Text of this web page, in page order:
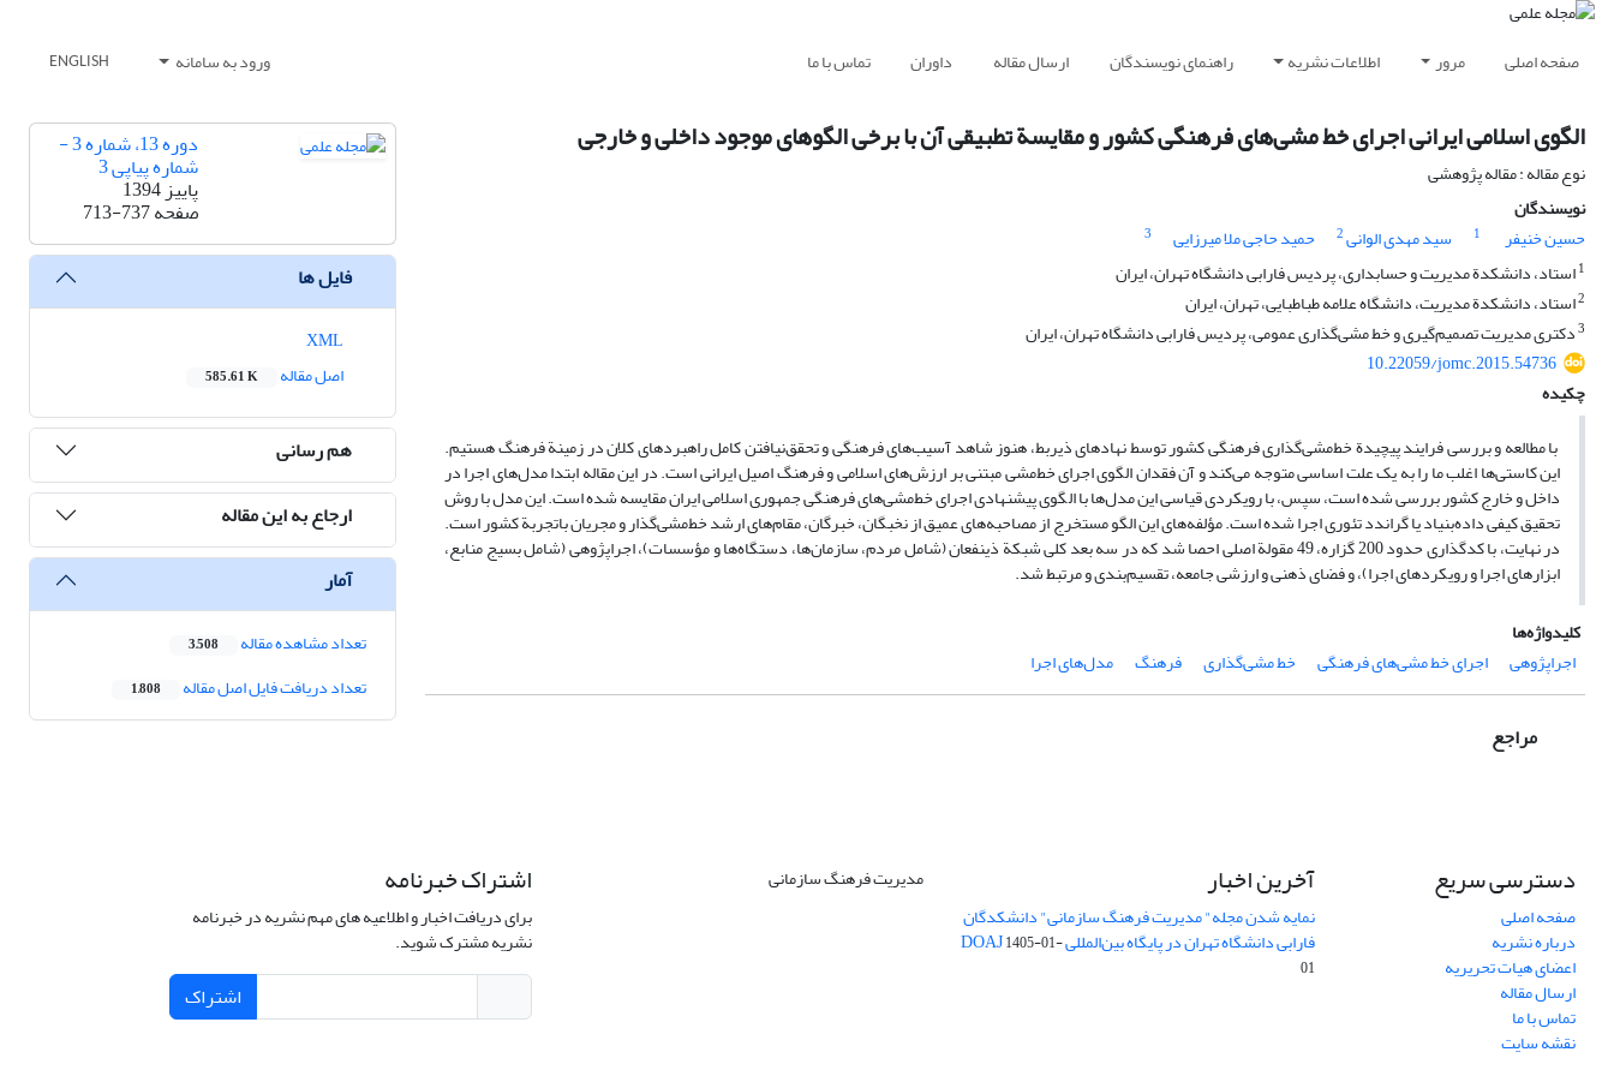
صفحه اصلی مرور اطلاعات نشریه راهنمای نویسندگان ارسال مقاله داوران تماس با ما ورود به سامانه ENGLISH
الگوی اسلامی ایرانی اجرای خط‌ مشی‌های فرهنگی کشور و مقایسة تطبیقی آن با برخی الگوهای موجود داخلی و خارجی
نوع مقاله : مقاله پژوهشی
نویسندگان
حسین خنیفر
1 سید مهدی الوانی2 حمید حاجی ملا میرزایی
3
1استاد، دانشکدة مدیریت و حسابداری، پردیس فارابی دانشگاه تهران، ایران
2استاد، دانشکدة مدیریت، دانشگاه علامه طباطبایی، تهران، ایران
3دکتری مدیریت تصمیم‌گیری و خط‌ مشی‌گذاری عمومی، پردیس فارابی دانشگاه تهران، ایران
10.22059/jomc.2015.54736
چکیده
با مطالعه و بررسی فرایند پیچیدة خط‌مشی‌گذاری فرهنگی کشور توسط نهادهای ذیربط، هنوز شاهد آسیب‌های فرهنگی و تحقق‌نیافتن کامل راهبردهای کلان در زمینة فرهنگ هستیم.
این کاستی‌ها اغلب ما را به یک علت اساسی متوجه می‌کند و آن فقدان الگوی اجرای خط‌مشی مبتنی بر ارزش‌های اسلامی و فرهنگ اصیل ایرانی است. در این مقاله ابتدا مدل‌های اجرا در
داخل و خارج کشور بررسی شده است، سپس، با رویکردی قیاسی این مدل‌ها با الگوی پیشنهادی اجرای خط‌مشی‌های فرهنگی جمهوری اسلامی ایران مقایسه شده است. این مدل با روش
تحقیق کیفی داده‌بنیاد یا گراندد تئوری اجرا شده است. مؤلفه‌های این الگو مستخرج از مصاحبه‌های عمیق از نخبگان، خبرگان، مقام‌های ارشد خط‌مشی‌گذار و مجریان باتجربة کشور است.
در نهایت، با کدگذاری حدود 200 گزاره، 49 مقولة اصلی احصا شد که در سه بعد کلی شبکة ذینفعان (شامل مردم، سازمان‌ها، دستگاه‌ها و مؤسسات)، اجراپژوهی (شامل بسیج منابع،
ابزارهای اجرا و رویکرد‌های اجرا)، و فضای ذهنی و ارزشی جامعه، تقسیم‌بندی و مرتبط شد.
کلیدواژه‌ها
اجراپژوهی
اجرای خط‌ مشی‌های فرهنگی خط‌ مشی‌گذاری فرهنگ مدل‌های اجرا
مراجع
دوره 13، شماره 3 -
شماره پیاپی 3
پاییز 1394
صفحه713-737
فایل ها
اصل مقاله
585.61 K
هم رسانی
ارجاع به این مقاله
آمار
تعداد مشاهده مقاله 3,508
تعداد دریافت فایل اصل مقاله 1,808
دسترسی سریع
صفحه اصلی
درباره نشریه
اعضای هیات تحریریه
ارسال مقاله
تماس با ما
نقشه سایت
آخرین اخبار
نمایه شدن مجله" مدیریت فرهنگ سازمانی" دانشکدگان
فارابی دانشگاه تهران در پایگاه بین‌المللی DOAJ1405-01-
01
مدیریت فرهنگ سازمانی اشتراک خبرنامه
برای دریافت اخبار و اطلاعیه های مهم نشریه در خبرنامه
نشریه مشترک شوید.
اشتراک